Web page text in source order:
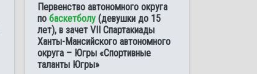
Первенство автономного округа
по баскетболу (девушки до 15
лет), в зачет VII Спартакиады
Ханты-Мансийского автономного
округа – Югры «Спортивные
таланты Югры»